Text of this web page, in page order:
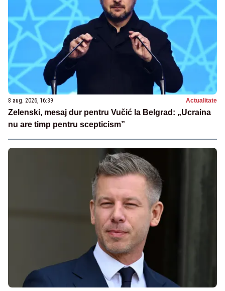
8 aug. 2026, 16:39 Actualitate
Zelenski, mesaj dur pentru Vučić la Belgrad: „Ucraina
nu are timp pentru scepticism”